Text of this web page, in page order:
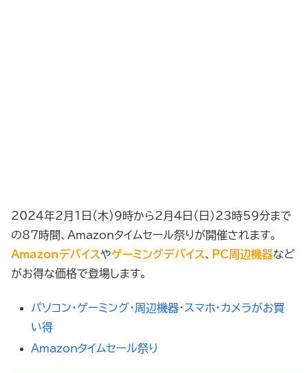
2024年2月1日（木）9時から2月4日（日）23時59分まで
の87時間、Amazonタイムセール祭りが開催されます。
Amazonデバイスやゲーミングデバイス、 PC周辺機器など
がお得な価格で登場します。
パソコン・ゲーミング・周辺機器・スマホ・カメラがお買
い得
Amazonタイムセール祭り